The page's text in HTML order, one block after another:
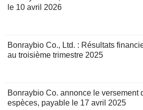
le 10 avril 2026
Bonraybio Co., Ltd. : Résultats
au troisième trimestre 2025
Bonraybio Co. annonce le versement
espèces, payable le 17 avril 2025